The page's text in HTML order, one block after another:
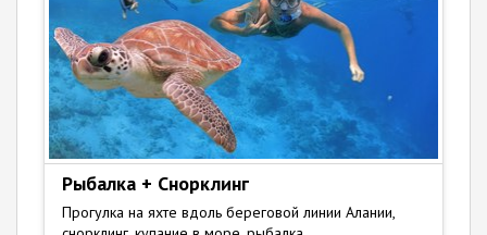
Рыбалка + Снорклинг
Прогулка на яхте вдоль береговой линии Алании,